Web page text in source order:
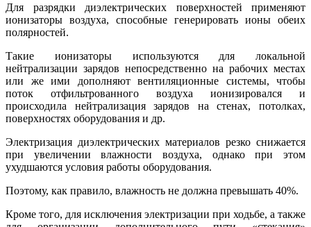
Для разрядки диэлектрических поверхностей применяют
ионизаторы воздуха, способные генерировать ионы обеих
полярностей.
Такие ионизаторы используются для локальной
нейтрализации зарядов непосредственно на рабочих местах
или же ими дополняют вентиляционные системы, чтобы
поток отфильтрованного воздуха ионизировался и
происходила нейтрализация зарядов на стенах, потолках,
поверхностях оборудования и др.
Электризация диэлектрических материалов резко снижается
при увеличении влажности воздуха, однако при этом
ухудшаются условия работы оборудования.
Поэтому, как правило, влажность не должна превышать 40%.
Кроме того, для исключения электризации при ходьбе, а также